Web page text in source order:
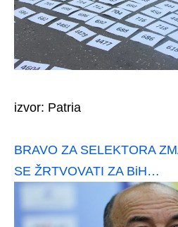
izvor: Patria
BRAVO ZA SELEKTORA
SE ŽRTVOVATI ZA BiH…